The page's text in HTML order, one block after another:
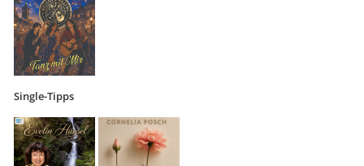
Single-Tipps